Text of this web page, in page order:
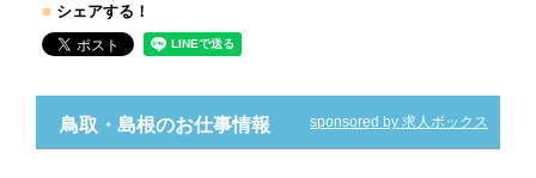
■ シェアする！
鳥取・島根のお仕事情報 sponsored by 求人ボックス